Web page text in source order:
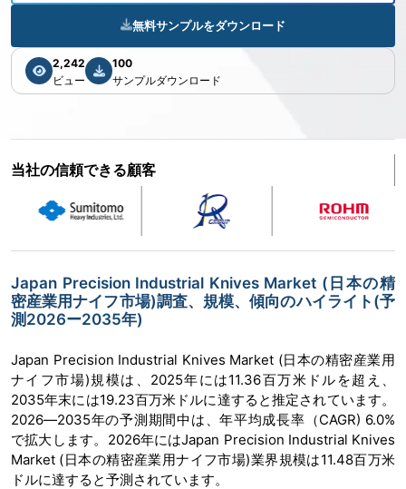
無料サンプルをダウンロード
2,242
ビュー
100
サンプルダウンロード
当社の信頼できる顧客
Japan Precision Industrial Knives Market (日本の精
密産業用ナイフ市場)調査、規模、傾向のハイライト(予
測2026ー2035年)
Japan Precision Industrial Knives Market (日本の精密産業用
ナイフ市場)規模は、2025年には11.36百万米ドルを超え、
2035年末には19.23百万米ドルに達すると推定されています。
2026―2035年の予測期間中は、年平均成長率（CAGR) 6.0%
で拡大します。2026年にはJapan Precision Industrial Knives
Market (日本の精密産業用ナイフ市場)業界規模は11.48百万米
ドルに達すると予測されています。